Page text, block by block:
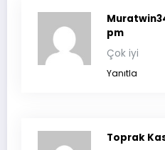
pm
Çok iyi
Yanıtla
Toprak